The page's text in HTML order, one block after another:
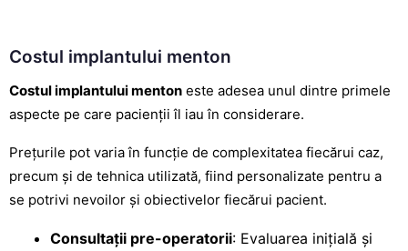
Costul implantului menton
Costul implantului mentoneste adesea unul dintre primele
aspecte pe care pacienții îl iau în considerare.
Prețurile pot varia în funcție de complexitatea fiecărui caz,
precum și de tehnica utilizată, fiind personalizate pentru a
se potrivi nevoilor și obiectivelor fiecărui pacient.
Consultații pre-operatorii: Evaluarea inițială și